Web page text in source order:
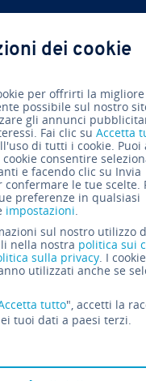
su
come
Condividi via
è con­si­glia­to per le
e sot­to­ca­pi­to­li per
pagina. In questo
ma anche la
ca­te­go­riz­za­re e
la creazione di un
di WordPress sia
inclusi.
dei cookie
per offrirti la migliore
possibile sul nostro
gli annunci
Fai clic suAccetta
di tutti i cookie. Puoi
consentire
e facendo clic su Invia
confermare le tue scelte.
preferenze in qualsiasi
impostazioni.
sul nostro utilizzo
nella nostra politica sui
sulla privacy. I cookie
utilizzati anche se
tutto", accetti la
tuoi dati a paesi terzi.